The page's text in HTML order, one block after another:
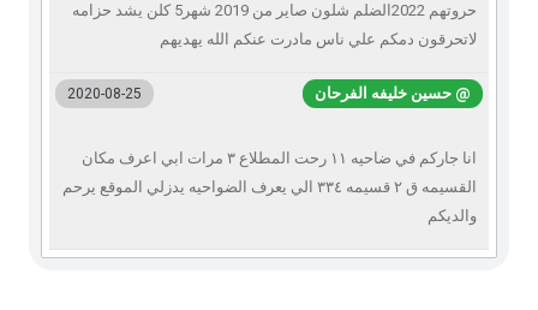
حروتهم 2022الضلم شلون صاير من 2019 شهر5 كلن يشد حزامه
لاتحرقون دمكم علي ناس مادرت عنكم الله يهديهم
@ حسين خليفه الفرحان 2020-08-25
انا جاركم في ضاحيه ١١ رحت المطلاع ٣ مرات ابي اعرف مكان
القسيمه ق ٢ قسيمه ٣٣٤ الي يعرف الضواحيه يدزلي الموقع يرحم
والديكم